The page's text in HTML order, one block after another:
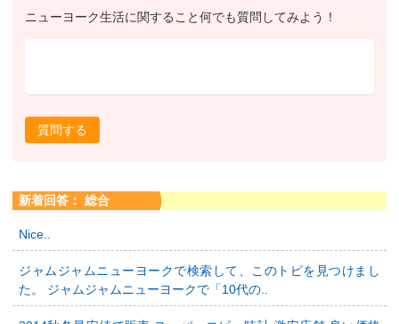
ニューヨーク生活に関すること何でも質問してみよう！
質問する
新着回答： 総合
Nice..
ジャムジャムニューヨークで検索して、このトピを見つけまし
た。 ジャムジャムニューヨークで「10代の..